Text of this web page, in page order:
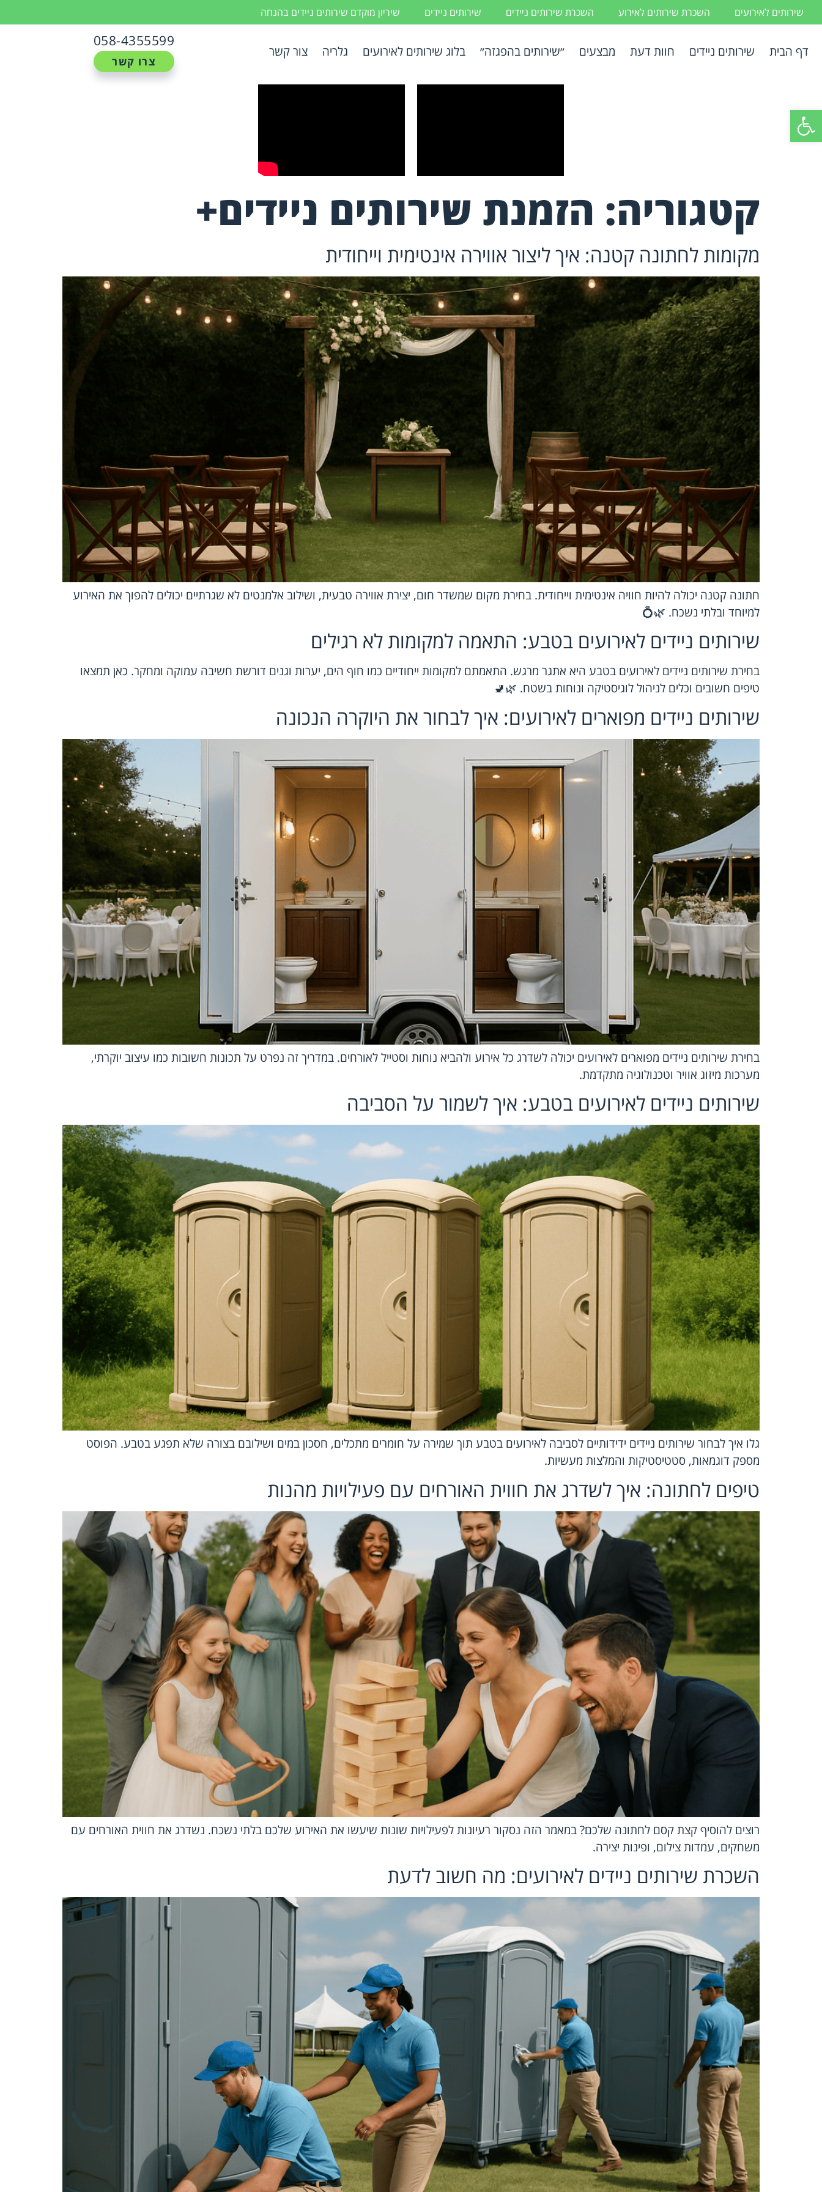
פתח סרגל נגישות
שירותים לאירועים השכרת שירותים לאירוע השכרת שירותים ניידים שירותים ניידים שיריון מוקדם שירותים ניידים בהנחה
דף הבית שירותים ניידים חוות דעת מבצעים ״שירותים בהפגזה״ בלוג שירותים לאירועים גלריה צור קשר
058-4355599
צרו קשר
קטגוריה: הזמנת שירותים ניידים+
מקומות לחתונה קטנה: איך ליצור אווירה אינטימית וייחודית
חתונה קטנה יכולה להיות חוויה אינטימית וייחודית. בחירת מקום שמשדר חום, יצירת אווירה טבעית, ושילוב אלמנטים לא שגרתיים יכולים להפוך את האירוע
למיוחד ובלתי נשכח. 🌿💍
שירותים ניידים לאירועים בטבע: התאמה למקומות לא רגילים
בחירת שירותים ניידים לאירועים בטבע היא אתגר מרגש. התאמתם למקומות ייחודיים כמו חוף הים, יערות וגנים דורשת חשיבה עמוקה ומחקר. כאן תמצאו
טיפים חשובים וכלים לניהול לוגיסטיקה ונוחות בשטח. 🌿🚽
שירותים ניידים מפוארים לאירועים: איך לבחור את היוקרה הנכונה
בחירת שירותים ניידים מפוארים לאירועים יכולה לשדרג כל אירוע ולהביא נוחות וסטייל לאורחים. במדריך זה נפרט על תכונות חשובות כמו עיצוב יוקרתי,
מערכות מיזוג אוויר וטכנולוגיה מתקדמת.
שירותים ניידים לאירועים בטבע: איך לשמור על הסביבה
גלו איך לבחור שירותים ניידים ידידותיים לסביבה לאירועים בטבע תוך שמירה על חומרים מתכלים, חסכון במים ושילובם בצורה שלא תפגע בטבע. הפוסט
מספק דוגמאות, סטטיסטיקות והמלצות מעשיות.
טיפים לחתונה: איך לשדרג את חווית האורחים עם פעילויות מהנות
רוצים להוסיף קצת קסם לחתונה שלכם? במאמר הזה נסקור רעיונות לפעילויות שונות שיעשו את האירוע שלכם בלתי נשכח. נשדרג את חווית האורחים עם
משחקים, עמדות צילום, ופינות יצירה.
השכרת שירותים ניידים לאירועים: מה חשוב לדעת